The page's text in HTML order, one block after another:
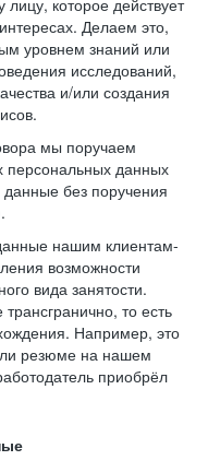
которое действует
Делаем это,
уровнем знаний или
исследований,
и/или создания
мы поручаем
персональных данных
без поручения
нашим клиентам-
возможности
вида занятости.
то есть
Например, это
резюме на нашем
приобрёл